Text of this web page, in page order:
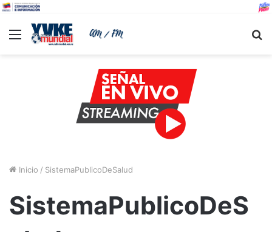
Menu
Inicio / SistemaPublicoDeSalud
SistemaPublicoDeS